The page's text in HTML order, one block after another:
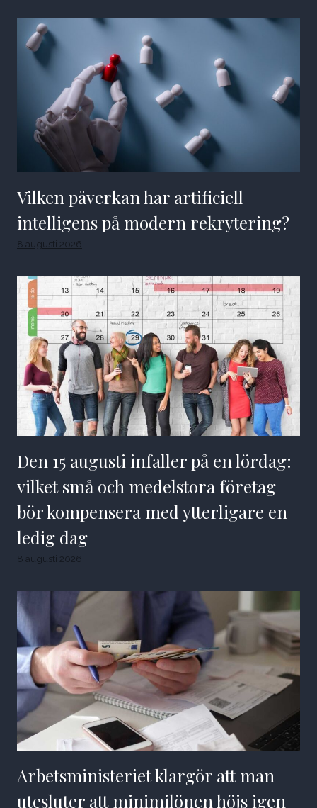
Vilken påverkan har artificiell
intelligens på modern rekrytering?
8 augusti 2026
Den 15 augusti infaller på en lördag:
vilket små och medelstora företag
bör kompensera med ytterligare en
ledig dag
8 augusti 2026
Arbetsministeriet klargör att man
utesluter att minimilönen höjs igen